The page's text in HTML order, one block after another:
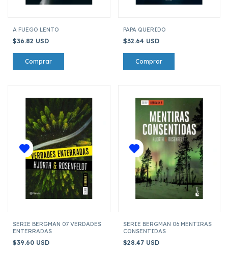
A FUEGO LENTO
$36.82 USD
PAPA QUERIDO
$32.64 USD
SERIE BERGMAN 07 VERDADES
ENTERRADAS
$39.60 USD
SERIE BERGMAN 06 MENTIRAS
CONSENTIDAS
$28.47 USD